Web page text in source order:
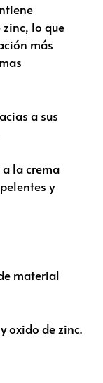
lo que
más
a sus
la crema
y
material
oxido de zinc.